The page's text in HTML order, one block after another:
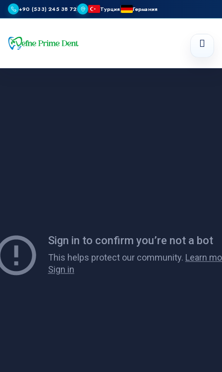
+90 (533) 245 38 72 Турция Германия